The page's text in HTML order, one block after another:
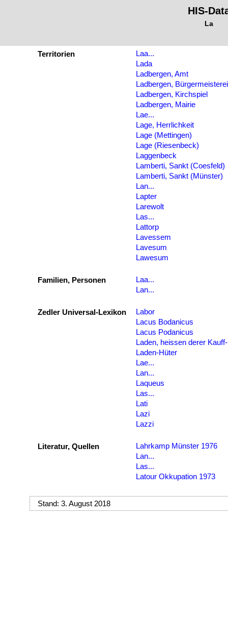
HIS-
La
Territorien
Laa...
Lada
Ladbergen, Amt
Ladbergen, Bürgermeisterei
Ladbergen, Kirchspiel
Ladbergen, Mairie
Lae...
Lage, Herrlichkeit
Lage (Mettingen)
Lage (Riesenbeck)
Laggenbeck
Lamberti, Sankt (Coesfeld)
Lamberti, Sankt (Münster)
Lan...
Lapter
Larewolt
Las...
Lattorp
Lavessem
Lavesum
Lawesum
Familien, Personen
Laa...
Lan...
Zedler Universal-Lexikon
Labor
Lacus Bodanicus
Lacus Podanicus
Laden, heissen derer
Laden-Hüter
Lae...
Lan...
Laqueus
Las...
Lati
Lazi
Lazzi
Literatur, Quellen
Lahrkamp Münster 1976
Lan...
Las...
Latour Okkupation 1973
Stand: 3. August 2018